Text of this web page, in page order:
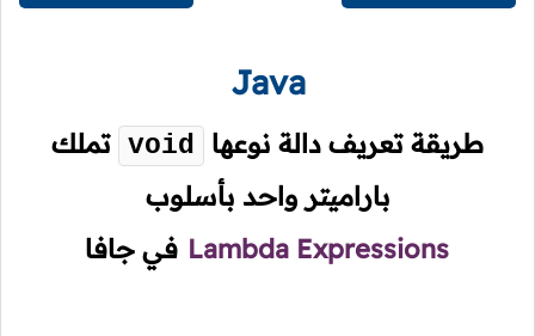
Java
طريقة تعريف دالة نوعها void تملك
باراميتر واحد بأسلوب
Lambda Expressions في جافا